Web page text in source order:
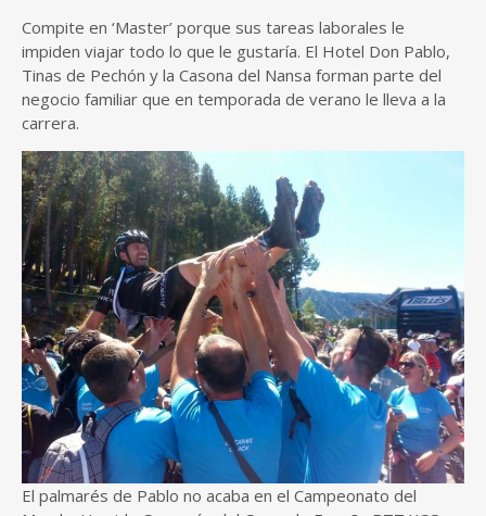
Compite en ‘Master’ porque sus tareas laborales le
impiden viajar todo lo que le gustaría. El Hotel Don Pablo,
Tinas de Pechón y la Casona del Nansa forman parte del
negocio familiar que en temporada de verano le lleva a la
carrera.
El palmarés de Pablo no acaba en el Campeonato del